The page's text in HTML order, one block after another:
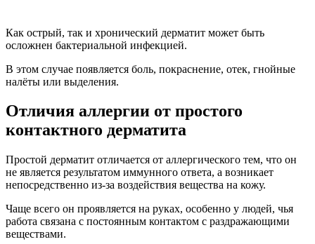
Некоторые народные средства могут быть довольно
агрессивными.
Например, некоторые люди используют керосин для
уничтожения лобковых вшей.